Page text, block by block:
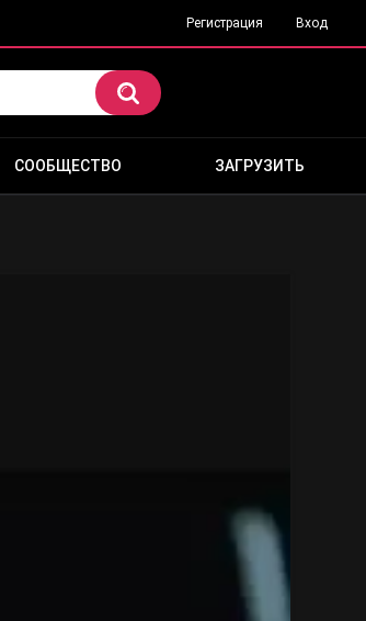
Регистрация Вход
СООБЩЕСТВО ЗАГРУЗИТЬ